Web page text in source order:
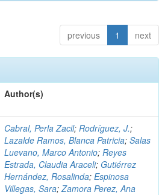
previous 1 next
Author(s)
Cabral, Perla Zacil; Rodríguez, J.;
Lazalde Ramos, Blanca Patricia; Salas
Luevano, Marco Antonio; Reyes
Estrada, Claudia Araceli; Gutiérrez
Hernández, Rosalinda; Espinosa
Villegas, Sara; Zamora Perez, Ana